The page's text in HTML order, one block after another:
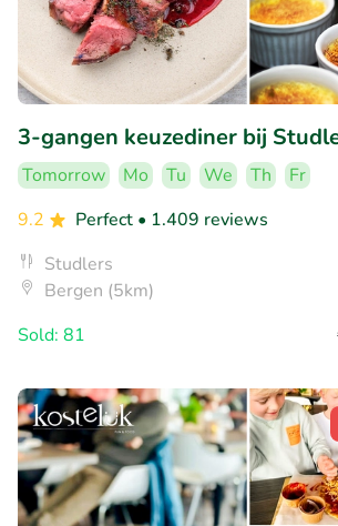
3-gangen keuzediner bij
Tomorrow Mo Tu We Th
Fr
9.2
Perfect • 1.409 reviews
Studlers
Bergen (5km)
Sold: 81